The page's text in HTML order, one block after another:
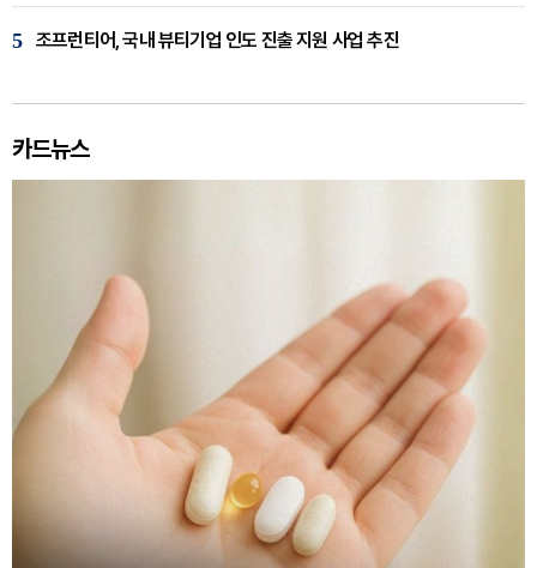
5 조프런티어, 국내 뷰티기업 인도 진출 지원 사업 추진
카드뉴스